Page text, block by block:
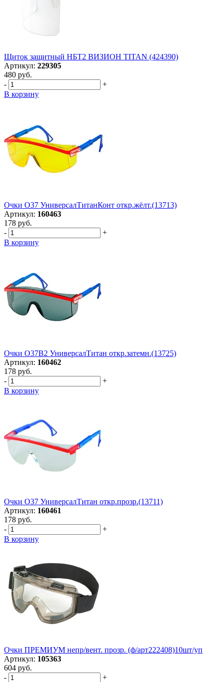
Щиток защитный НБТ2 ВИЗИОН TITAN (424390)
Артикул: 229305
480 руб.
-
+
В корзину
Очки О37 УниверсалТитанКонт откр.жёлт.(13713)
Артикул: 160463
178 руб.
-
+
В корзину
Очки О37В2 УниверсалТитан откр.затемн.(13725)
Артикул: 160462
178 руб.
-
+
В корзину
Очки О37 УниверсалТитан откр.прозр.(13711)
Артикул: 160461
178 руб.
-
+
В корзину
Очки ПРЕМИУМ непр/вент. прозр. (ф/арт222408)10шт/уп
Артикул: 105363
604 руб.
-
+